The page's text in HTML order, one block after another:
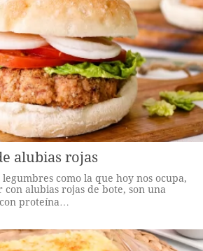
alubias rojas
como la que hoy nos ocupa,
alubias rojas de bote, son una
proteína…